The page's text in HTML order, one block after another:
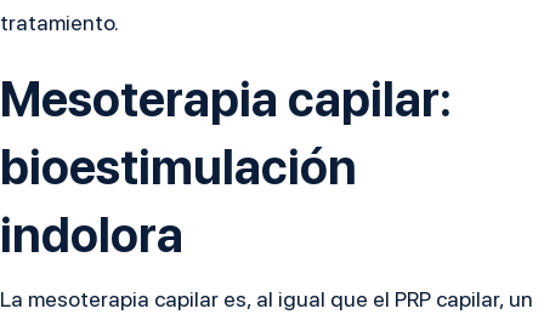
tratamiento.
Mesoterapia capilar:
bioestimulación
indolora
La mesoterapia capilar es, al igual que el PRP capilar, un